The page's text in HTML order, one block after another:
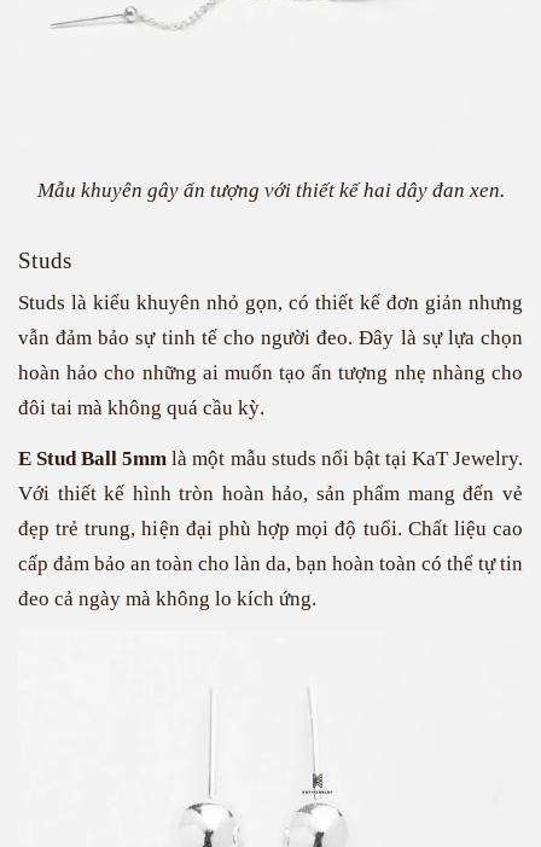
Mẫu khuyên gây ấn tượng với thiết kế hai dây đan xen.
Studs
Studs là kiểu khuyên nhỏ gọn, có thiết kế đơn giản nhưng
vẫn đảm bảo sự tinh tế cho người đeo. Đây là sự lựa chọn
hoàn hảo cho những ai muốn tạo ấn tượng nhẹ nhàng cho
đôi tai mà không quá cầu kỳ.
E Stud Ball 5mm là một mẫu studs nổi bật tại KaT Jewelry.
Với thiết kế hình tròn hoàn hảo, sản phẩm mang đến vẻ
đẹp trẻ trung, hiện đại phù hợp mọi độ tuổi. Chất liệu cao
cấp đảm bảo an toàn cho làn da, bạn hoàn toàn có thể tự tin
đeo cả ngày mà không lo kích ứng.